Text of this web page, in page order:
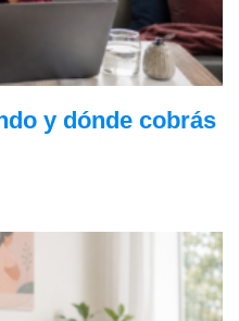
y dónde cobrás